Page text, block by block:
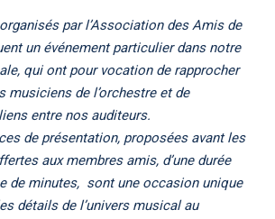
par l’Association des Amis de
un événement particulier dans notre
qui ont pour vocation de rapprocher
musiciens de l’orchestre et de
entre nos auditeurs.
de présentation, proposées avant les
aux membres amis, d’une durée
de minutes, sont une occasion unique
détails de l’univers musical au